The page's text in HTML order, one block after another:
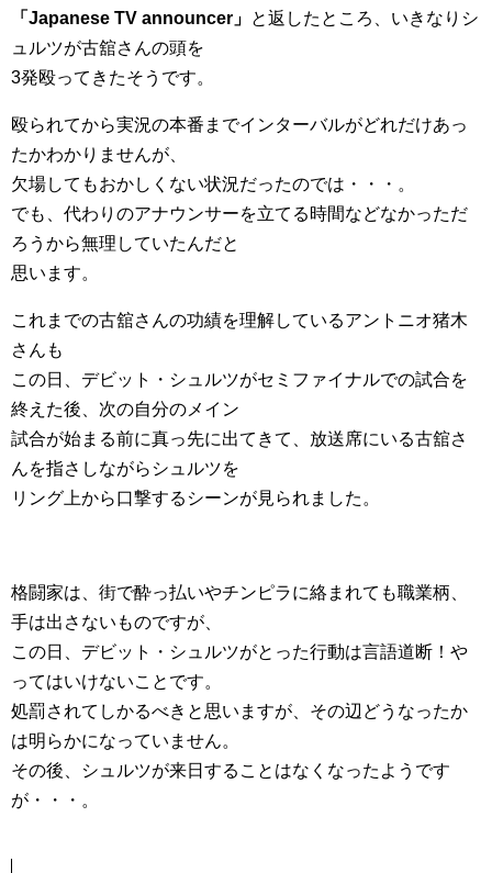
「Japanese TV announcer」 と返したところ、いきなりシ
ュルツが古舘さんの頭を
3発殴ってきたそうです。
殴られてから実況の本番までインターバルがどれだけあっ
たかわかりませんが、
欠場してもおかしくない状況だったのでは・・・。
でも、代わりのアナウンサーを立てる時間などなかっただ
ろうから無理していたんだと
思います。
これまでの古舘さんの功績を理解しているアントニオ猪木
さんも
この日、デビット・シュルツがセミファイナルでの試合を
終えた後、次の自分のメイン
試合が始まる前に真っ先に出てきて、放送席にいる古舘さ
んを指さしながらシュルツを
リング上から口撃するシーンが見られました。
格闘家は、街で酔っ払いやチンピラに絡まれても職業柄、
手は出さないものですが、
この日、デビット・シュルツがとった行動は言語道断！や
ってはいけないことです。
処罰されてしかるべきと思いますが、その辺どうなったか
は明らかになっていません。
その後、シュルツが来日することはなくなったようです
が・・・。